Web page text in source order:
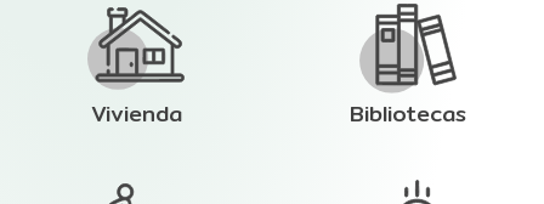
Vivienda Bibliotecas